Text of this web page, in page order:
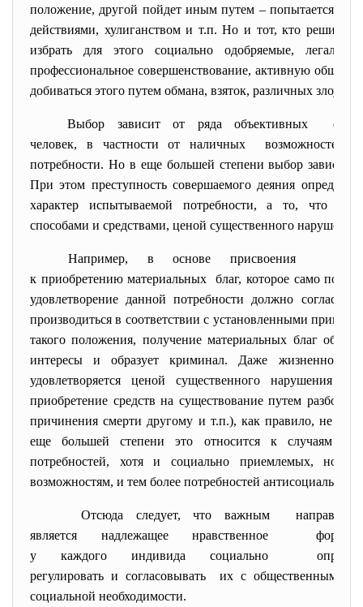
положение, другой пойдет иным путем – попытается
действиями, хулиганством и т.п. Но и тот, кто решит
избрать для этого социально одобряемые,
профессиональное совершенствование, активную
добиваться этого путем обмана, взяток, различных
Выбор зависит от ряда объективных
человек, в частности отналичных возможностей
потребности. Но в еще большей степени выбор зависит
При этом преступность совершаемого деяния
характер испытываемой потребности, а то, что она
способами и средствами, ценой существенного
Например, в основе присвоения или
к приобретению материальных благ, которое само по
удовлетворение данной потребности должно
производиться в соответствии с установленными
такого положения, получение материальных благ
интересы и образует криминал. Даже жизненно
удовлетворяется ценой существенного нарушения
приобретение средств на существование путем разбоя,
причинения смерти другому и т.п.), как правило, не
еще большей степени это относится к случаям
потребностей, хотя и социально приемлемых, но не
возможностям, и тем более потребностей антисоциальных.
Отсюда следует, что важным
является надлежащее нравственное
у каждого индивида социально
регулировать и согласовывать их с общественными
социальной необходимости.